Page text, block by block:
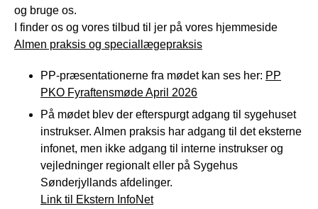
og bruge os.
I finder os og vores tilbud til jer på vores hjemmeside
Almen praksis og speciallægepraksis
PP-præsentationerne fra mødet kan ses her: PP
PKO Fyraftensmøde April 2026
På mødet blev der efterspurgt adgang til sygehuset
instrukser. Almen praksis har adgang til det eksterne
infonet, men ikke adgang til interne instrukser og
vejledninger regionalt eller på Sygehus
Sønderjyllands afdelinger.
Link til Ekstern InfoNet